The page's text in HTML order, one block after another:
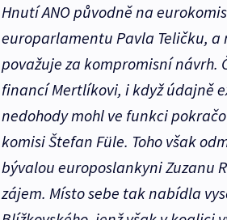
Hnutí ANO původně na
europarlamentu Pavla Teličku,
považuje za kompromisní návrh.
financí Mertlíkovi, i když údajně
nedohody mohl ve funkci
komisi Štefan Füle. Toho však
bývalou europoslankyni Zuzanu
zájem. Místo sebe tak nabídla